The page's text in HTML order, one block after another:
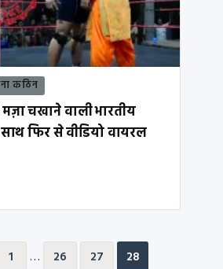
कठिन
चखाने वाली भारतीय
फिर से वीडियो वायरल
Posts pagination
1 … 26 27 28